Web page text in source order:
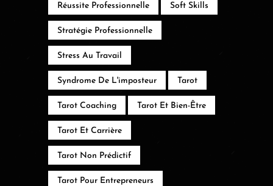
Réussite Professionnelle Soft Skills
Stratégie Professionnelle
Stress Au Travail
Syndrome De L'imposteur Tarot
Tarot Coaching Tarot Et Bien-Être
Tarot Et Carrière
Tarot Non Prédictif
Tarot Pour Entrepreneurs